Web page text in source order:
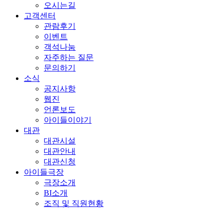
오시는길
고객센터
관람후기
이벤트
객석나눔
자주하는 질문
문의하기
소식
공지사항
웹진
언론보도
아이들이야기
대관
대관시설
대관안내
대관신청
아이들극장
극장소개
BI소개
조직 및 직원현황